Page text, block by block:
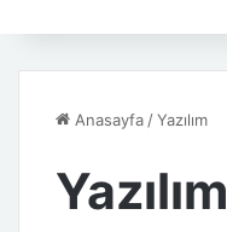
Anasayfa /Yazılım
Yazılım